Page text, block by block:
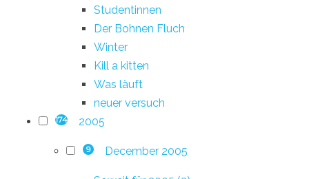
Studentinnen
Der Bohnen Fluch
Winter
Kill a kitten
Was läuft
neuer versuch
174 2005
9 December 2005